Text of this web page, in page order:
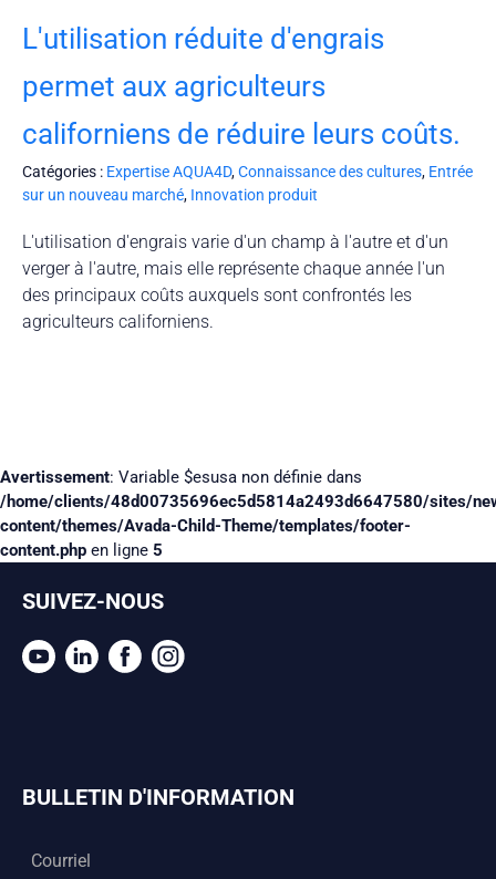
L'utilisation réduite d'engrais
permet aux agriculteurs
californiens de réduire leurs coûts.
Catégories : Expertise AQUA4D,Connaissance des cultures, Entrée
sur un nouveau marché, Innovation produit
L'utilisation d'engrais varie d'un champ à l'autre et d'un
verger à l'autre, mais elle représente chaque année l'un
des principaux coûts auxquels sont confrontés les
agriculteurs californiens.
Avertissement: Variable $esusa non définie dans
/home/clients/48d00735696ec5d5814a2493d6647580/sites/
content/themes/Avada-Child-Theme/templates/footer-
content.php en ligne 5
SUIVEZ-NOUS
BULLETIN D'INFORMATION